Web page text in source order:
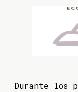
Durante los